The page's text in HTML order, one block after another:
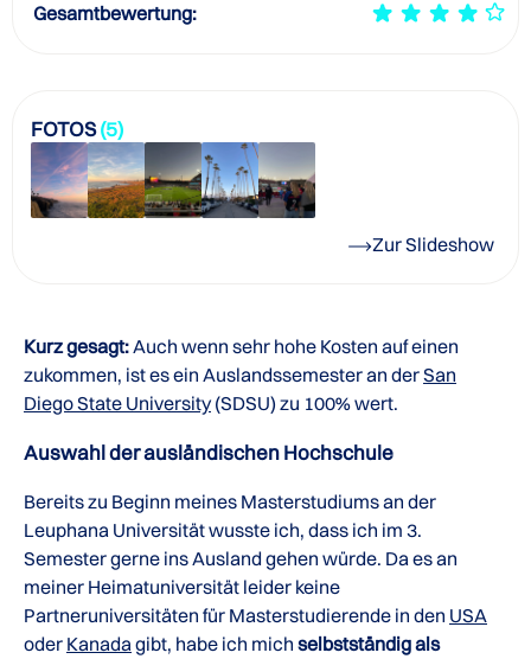
Gesamtbewertung:
FOTOS(5)
Zur Slideshow
Kurz gesagt:Auch wenn sehr hohe Kosten auf einen
zukommen, ist es ein Auslandssemester an derSan
Diego State University(SDSU) zu 100% wert.
Auswahl der ausländischen Hochschule
Bereits zu Beginn meines Masterstudiums an der
Leuphana Universität wusste ich, dass ich im 3.
Semester gerne ins Ausland gehen würde. Da es an
meiner Heimatuniversität leider keine
Partneruniversitäten für Masterstudierende in den USA
oder Kanadagibt, habe ich mich selbstständig als